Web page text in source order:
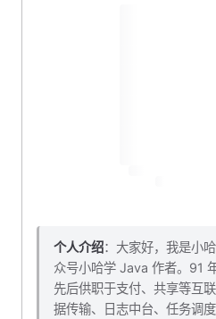
个人介绍：大家好，我是小
众号小哈学 Java 作者。91
先后供职于支付、共享等互
据传输、日志中台、任务调